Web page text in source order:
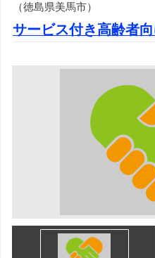
（徳島県美馬市）
サービス付き高齢者